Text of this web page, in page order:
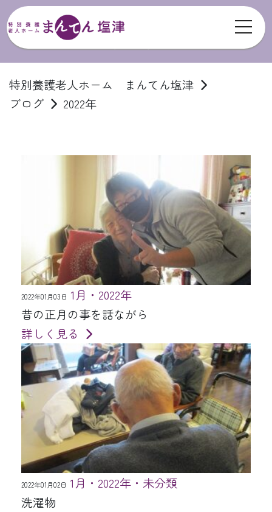
特別養護老人ホーム まんてん塩津
ブログ
2022年
2022年01月03日 1月・2022年
昔の正月の事を話ながら
詳しく見る
2022年01月02日 1月・2022年・未分類
洗濯物